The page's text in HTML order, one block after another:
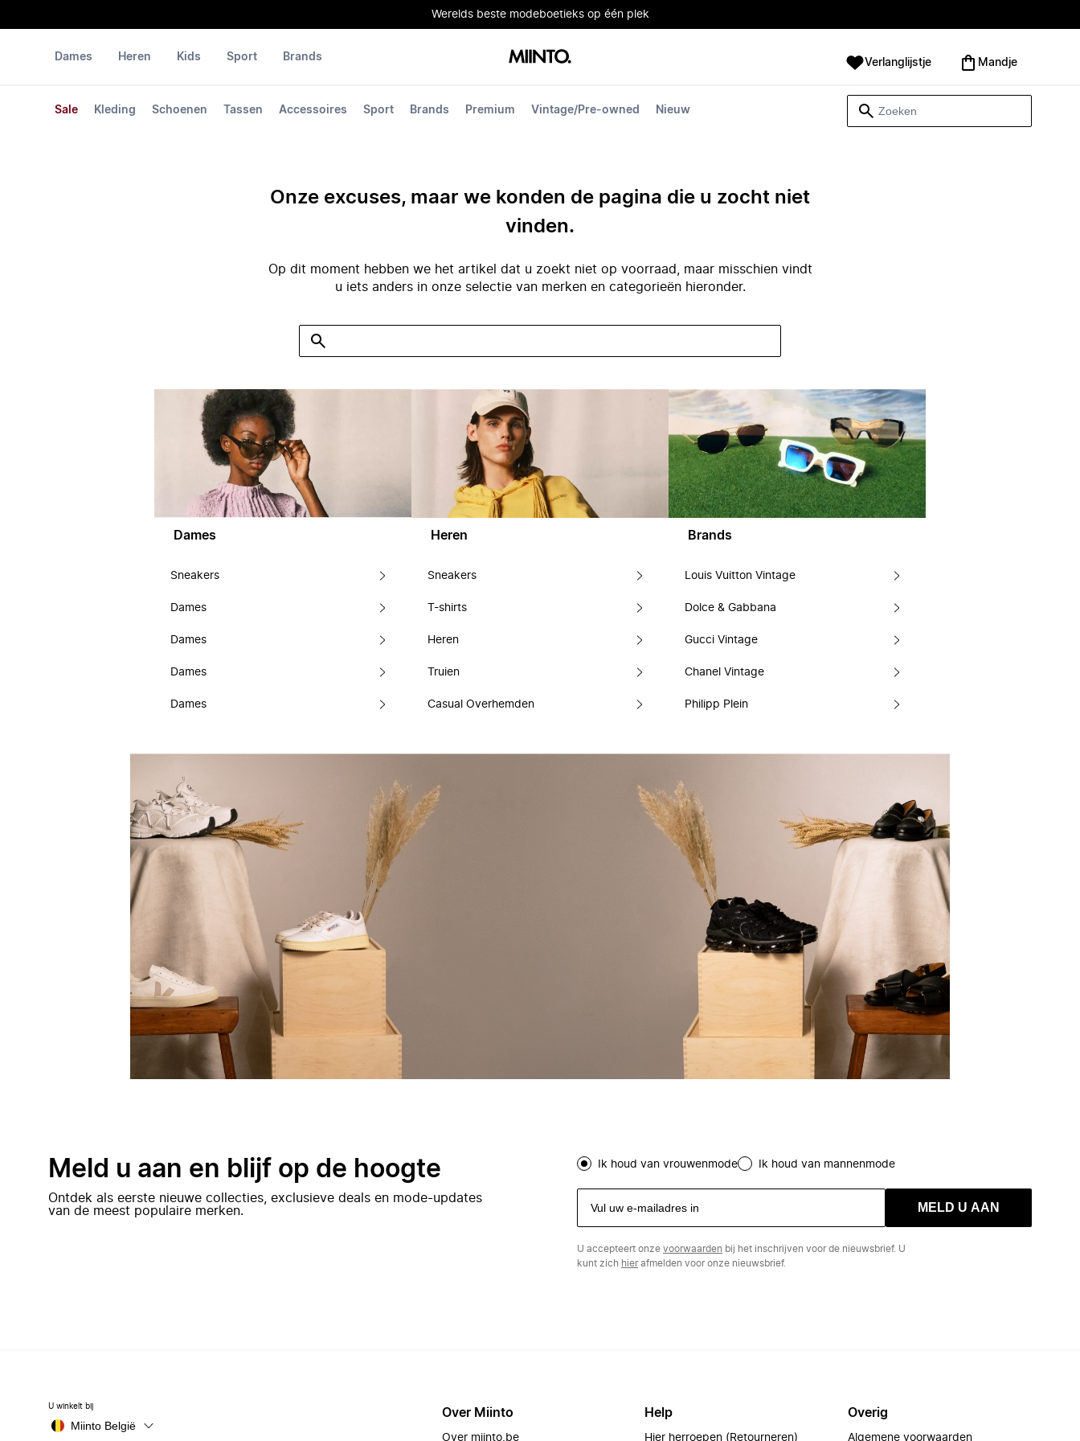
Werelds beste modeboetieks op één plek
Dames
Sale Kleding Schoenen Tassen Accessoires Sport Brands Premium Vintage/Pre-owned Nieuw
Heren Kids Sport Brands Verlanglijstje Mandje
Onze excuses, maar we konden de pagina die u zocht niet
vinden.
Op dit moment hebben we het artikel dat u zoekt niet op voorraad, maar misschien vindt
u iets anders in onze selectie van merken en categorieën hieronder.
Dames
Sneakers
Dames
Dames
Dames
Dames
Heren
Sneakers
T-shirts
Heren
Truien
Casual Overhemden
Brands
Louis Vuitton Vintage
Dolce & Gabbana
Gucci Vintage
Chanel Vintage
Philipp Plein
Meld u aan en blijf op de hoogte
Ontdek als eerste nieuwe collecties, exclusieve deals en mode-updates
van de meest populaire merken.
Ik houd van vrouwenmode Ik houd van mannenmode
MELD U AAN
U accepteert onze voorwaarden bij het inschrijven voor de nieuwsbrief. U
kunt zich hierafmelden voor onze nieuwsbrief.
U winkelt bij
Miinto België
Over Miinto
Over miinto.be
Help
Hier herroepen (Retourneren)
Overig
Algemene voorwaarden